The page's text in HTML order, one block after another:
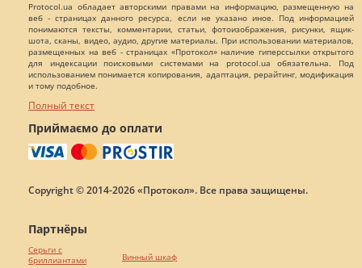
Protocol.ua обладает авторскими правами на информацию, размещенную на
веб - страницах данного ресурса, если не указано иное. Под информацией
понимаются тексты, комментарии, статьи, фотоизображения, рисунки, ящик-
шота, сканы, видео, аудио, другие материалы. При использовании материалов,
размещенных на веб - страницах «Протокол» наличие гиперссылки открытого
для индексации поисковыми системами на protocol.ua обязательна. Под
использованием понимается копирования, адаптация, рерайтинг, модификация
и тому подобное.
Полный текст
Приймаємо до оплати
Copyright © 2014-2026 «Протокол». Все права защищены.
Партнёры
Серьги с
бриллиантами
Винный шкаф